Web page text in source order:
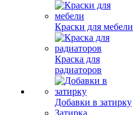
Краски для мебели
Краска для
радиаторов
Добавки в затирку
Затирка